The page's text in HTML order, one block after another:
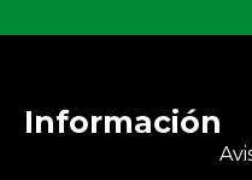
Información